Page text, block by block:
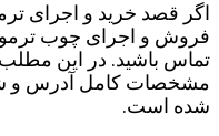
اگر قصد خرید و اجرای
فروش و اجرای چوب
تماس باشید. در این
مشخصات کامل آدرس و
شده است.